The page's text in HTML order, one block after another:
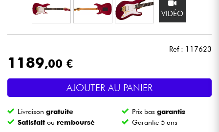
DJ
Eclairage
Batteries & Percu
Vents
VIDÉO
Ref : 117623
1189,00 €
AJOUTER AU PANIER
Livraisongratuite Prix basgarantis
Satisfait ou remboursé Garantie 5 ans